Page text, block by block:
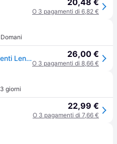
20,48 €
O 3 pagamenti di 6,82 €
Domani
ALCON DAILIES TOTAL 1 30 lenti Lenti giornaliere 26,00 €
O 3 pagamenti di 8,66 €
3 giorni
22,99 €
O 3 pagamenti di 7,66 €